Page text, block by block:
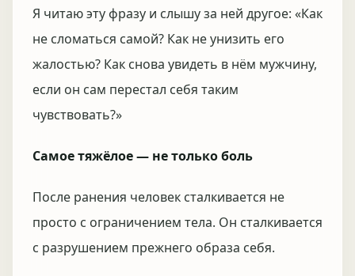
Я читаю эту фразу и слышу за ней другое: «Как
не сломаться самой? Как не унизить его
жалостью? Как снова увидеть в нём мужчину,
если он сам перестал себя таким
чувствовать?»
Самое тяжёлое — не только боль
После ранения человек сталкивается не
просто с ограничением тела. Он сталкивается
с разрушением прежнего образа себя.